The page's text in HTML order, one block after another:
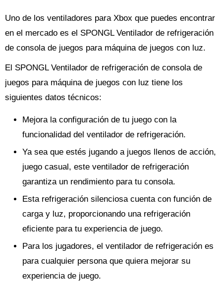
Uno de los ventiladores para Xbox que puedes encontrar
en el mercado es el SPONGL Ventilador de refrigeración
de consola de juegos para máquina de juegos con luz.
El SPONGL Ventilador de refrigeración de consola de
juegos para máquina de juegos con luz tiene los
siguientes datos técnicos:
Mejora la configuración de tu juego con la
funcionalidad del ventilador de refrigeración.
Ya sea que estés jugando a juegos llenos de acción,
juego casual, este ventilador de refrigeración
garantiza un rendimiento para tu consola.
Esta refrigeración silenciosa cuenta con función de
carga y luz, proporcionando una refrigeración
eficiente para tu experiencia de juego.
Para los jugadores, el ventilador de refrigeración es
para cualquier persona que quiera mejorar su
experiencia de juego.